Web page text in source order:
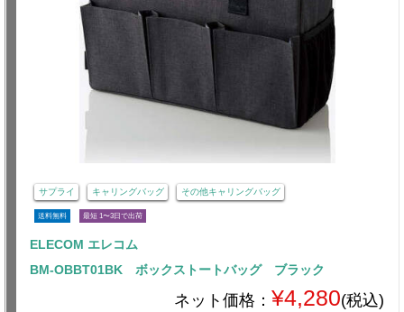
サプライ キャリングバッグ その他キャリングバッグ
送料無料 最短 1〜3日で出荷
ELECOM エレコム
BM-OBBT01BK ボックストートバッグ ブラック
ネット価格： ¥4,280(税込)